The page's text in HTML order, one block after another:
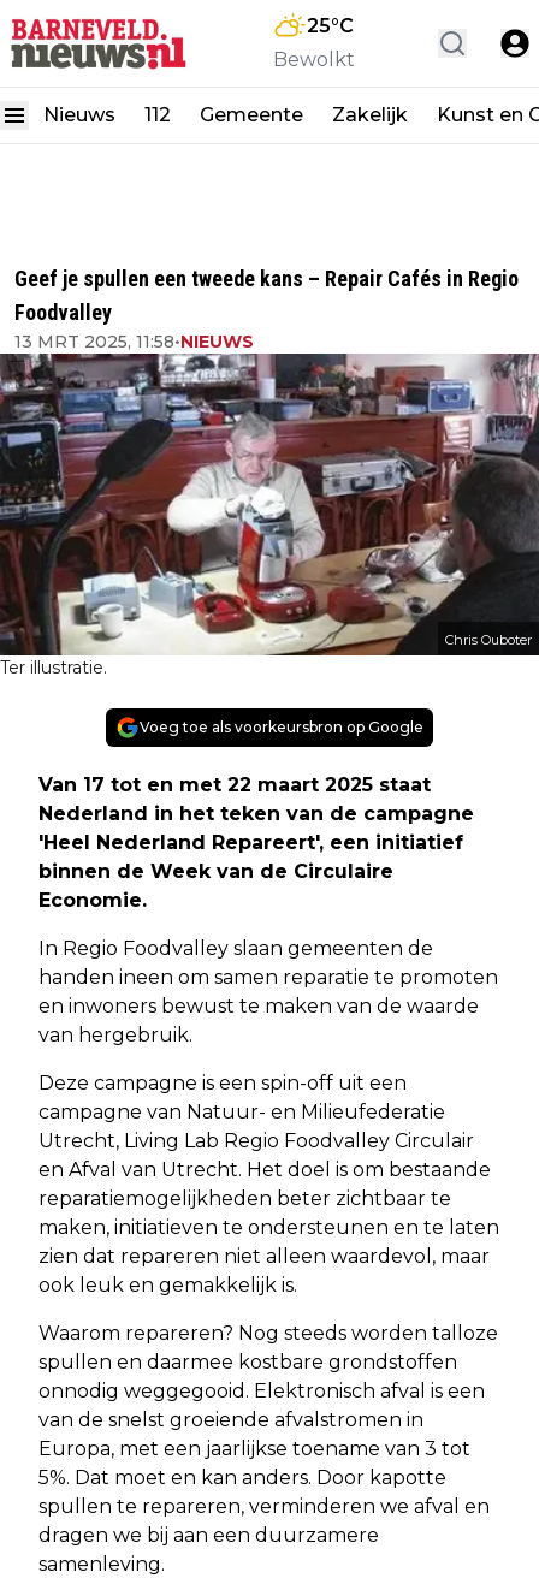
25°C
Bewolkt
Nieuws 112 Gemeente Zakelijk Kunst en
Geef je spullen een tweede kans – Repair Cafés in Regio
Foodvalley
13 MRT 2025, 11:58•NIEUWS
Chris Ouboter
Ter illustratie.
Voeg toe als voorkeursbron op Google
Van 17 tot en met 22 maart 2025 staat
Nederland in het teken van de campagne
'Heel Nederland Repareert', een initiatief
binnen de Week van de Circulaire
Economie.
In Regio Foodvalley slaan gemeenten de
handen ineen om samen reparatie te promoten
en inwoners bewust te maken van de waarde
van hergebruik.
Deze campagne is een spin-off uit een
campagne van Natuur- en Milieufederatie
Utrecht, Living Lab Regio Foodvalley Circulair
en Afval van Utrecht. Het doel is om bestaande
reparatiemogelijkheden beter zichtbaar te
maken, initiatieven te ondersteunen en te laten
zien dat repareren niet alleen waardevol, maar
ook leuk en gemakkelijk is.
Waarom repareren? Nog steeds worden talloze
spullen en daarmee kostbare grondstoffen
onnodig weggegooid. Elektronisch afval is een
van de snelst groeiende afvalstromen in
Europa, met een jaarlijkse toename van 3 tot
5%. Dat moet en kan anders. Door kapotte
spullen te repareren, verminderen we afval en
dragen we bij aan een duurzamere
samenleving.